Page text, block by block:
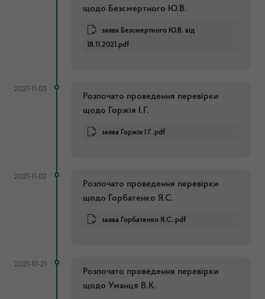
щодо Безсмертного Ю.В.
заява Безсмертного Ю.В. від
18.11.2021.pdf
2021-11-03
Розпочато проведення перевірки
щодо Горжія І.Г.
заява Горжія І.Г..pdf
2021-11-02
Розпочато проведення перевірки
щодо Горбатенко Я.С.
заява Горбатенко Я.С..pdf
2021-10-21
Розпочато проведення перевірки
щодо Уманця В.К.